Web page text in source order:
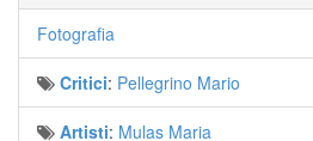
Fotografia
Critici: Pellegrino Mario
Artisti: Mulas Maria